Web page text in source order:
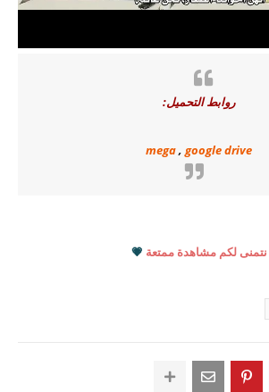
روابط التحميل:
mega, google drive
💗 نتمنى لكم مشاهدة ممتعة